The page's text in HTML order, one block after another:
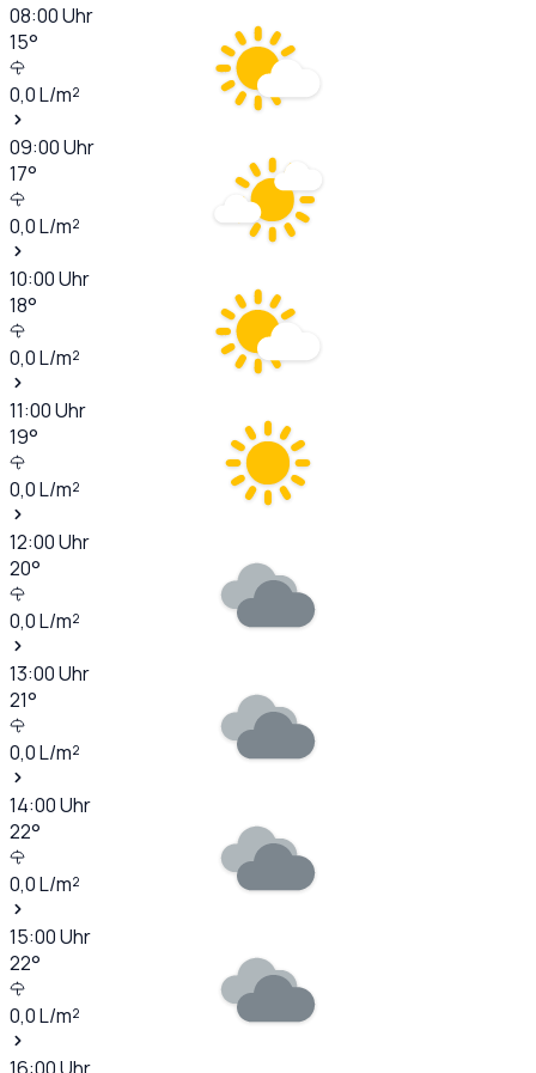
08:00Uhr
15°
0,0L/m²
09:00Uhr
17°
0,0L/m²
10:00Uhr
18°
0,0L/m²
11:00Uhr
19°
0,0L/m²
12:00Uhr
20°
0,0L/m²
13:00Uhr
21°
0,0L/m²
14:00Uhr
22°
0,0L/m²
15:00Uhr
22°
0,0L/m²